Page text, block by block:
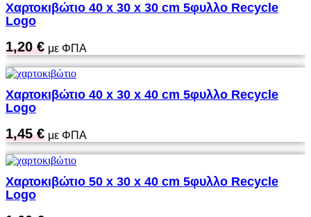
Χαρτοκιβώτιο 40 x 30 x 30 cm 5φυλλο Recycle
Logo
1,20€ με ΦΠΑ
Χαρτοκιβώτιο 40 x 30 x 40 cm 5φυλλο Recycle
Logo
1,45€ με ΦΠΑ
Χαρτοκιβώτιο 50 x 30 x 40 cm 5φυλλο Recycle
Logo